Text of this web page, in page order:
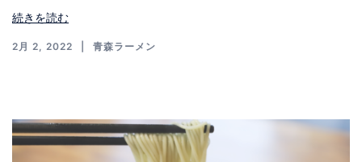
続きを読む
2月 2, 2022 青森ラーメン